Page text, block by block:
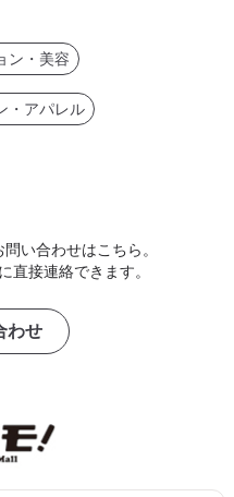
ン・美容
・アパレル
い合わせはこちら。
直接連絡できます。
わせ